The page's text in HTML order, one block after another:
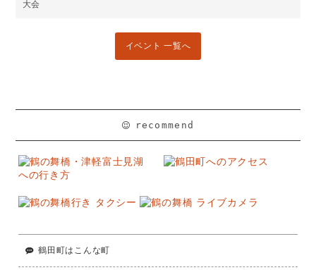
大会
イベント 一覧へ
recommend
鶴田町はこんな町